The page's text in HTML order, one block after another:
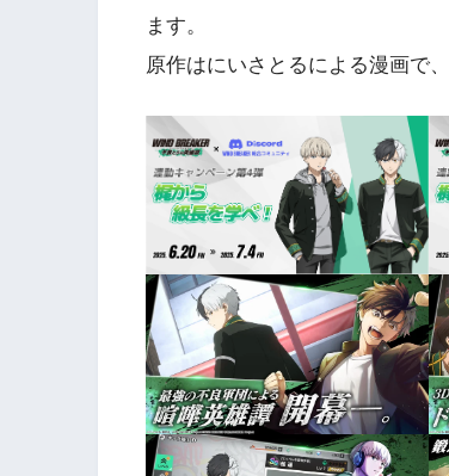
ます。
原作はにいさとるによる漫画で